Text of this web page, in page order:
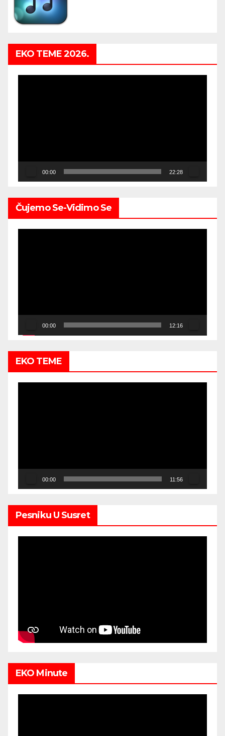
EKO TEME 2026.
00:00 22:28
Čujemo Se-Vidimo Se
00:00 12:16
EKO TEME
00:00 11:56
Pesniku U Susret
EKO Minute